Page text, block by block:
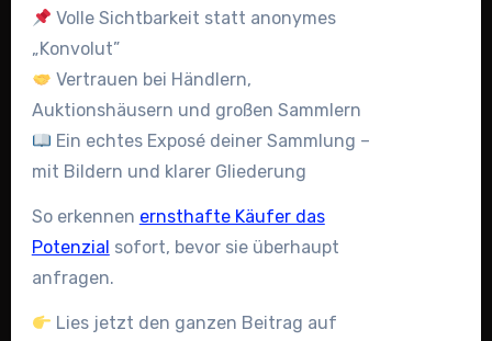
Volle Sichtbarkeit statt anonymes
„Konvolut”
Vertrauen bei Händlern,
Auktionshäusern und großen Sammlern
Ein echtes Exposé deiner Sammlung –
mit Bildern und klarer Gliederung
So erkennen ernsthafte Käufer das
Potenzial sofort, bevor sie überhaupt
anfragen.
Lies jetzt den ganzen Beitrag auf